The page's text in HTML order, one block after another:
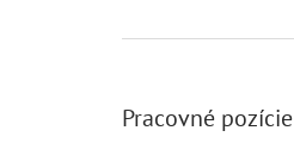
Pracovné pozície